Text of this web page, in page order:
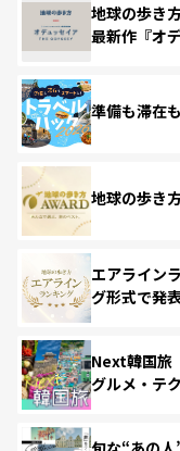
地球の歩き
最新作『オ
準備も滞在
地球の歩き
エアライン
グ形式で発
Next韓国旅
グルメ・テ